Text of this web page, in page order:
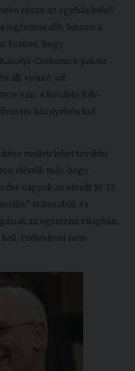
része az egyház belső
legfontosabb, hiszen a
Fontos, hogy
Csekonics-palota
áll, vonzó, jól
van. A korábbi BÁV-
tér környékén tud
mellett lehet további
elértük már, hogy
vagyok az elmúlt 10-15
státuszból, és
az egyetemi világban.
szélesíteni nem